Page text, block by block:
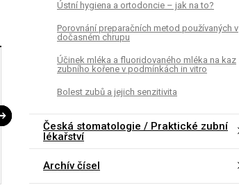
to?
Ústní hygiena a ortodoncie – jak na to?
Porovnání preparačních metod používaných v
dočasném chrupu
Účinek mléka a fluoridovaného mléka na kaz
zubního kořene v podmínkách in vitro
Bolest zubů a jejich senzitivita
Česká stomatologie / Praktické zubní
lékařství
Archív čísel